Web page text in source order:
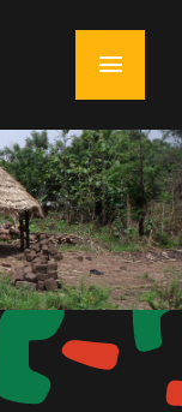
menu